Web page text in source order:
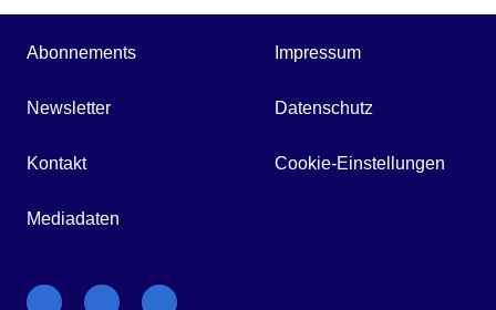
Abonnements
Newsletter
Kontakt
Mediadaten
Impressum
Datenschutz
Cookie-Einstellungen